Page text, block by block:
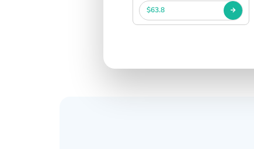
$63.8